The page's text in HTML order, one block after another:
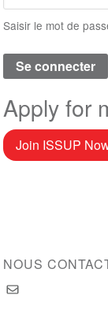
Saisir le mot de
Apply for
Join ISSUP
NOUS